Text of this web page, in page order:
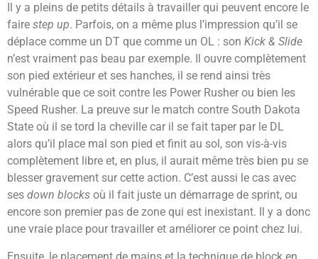
Il y a pleins de petits détails à travailler qui peuvent encore le
faire step up. Parfois, on a même plus l’impression qu’il se
déplace comme un DT que comme un OL : son Kick & Slide
n’est vraiment pas beau par exemple. Il ouvre complètement
son pied extérieur et ses hanches, il se rend ainsi très
vulnérable que ce soit contre les Power Rusher ou bien les
Speed Rusher. La preuve sur le match contre South Dakota
State où il se tord la cheville car il se fait taper par le DL
alors qu’il place mal son pied et finit au sol, son vis-à-vis
complètement libre et, en plus, il aurait même très bien pu se
blesser gravement sur cette action. C’est aussi le cas avec
ses down blocks où il fait juste un démarrage de sprint, ou
encore son premier pas de zone qui est inexistant. Il y a donc
une vraie place pour travailler et améliorer ce point chez lui.